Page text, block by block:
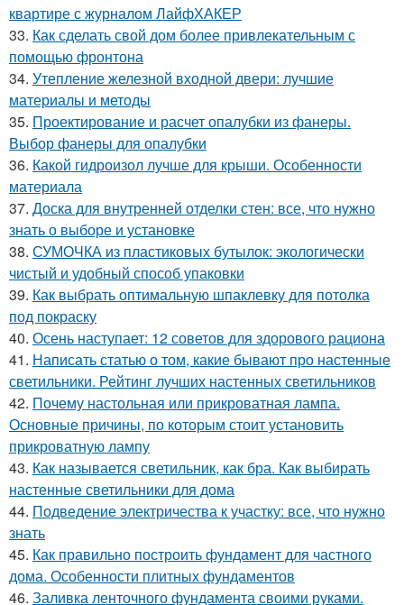
квартире с журналом ЛайфХАКЕР
33. Как сделать свой дом более привлекательным с
помощью фронтона
34. Утепление железной входной двери: лучшие
материалы и методы
35. Проектирование и расчет опалубки из фанеры.
Выбор фанеры для опалубки
36. Какой гидроизол лучше для крыши. Особенности
материала
37. Доска для внутренней отделки стен: все, что нужно
знать о выборе и установке
38. СУМОЧКА из пластиковых бутылок: экологически
чистый и удобный способ упаковки
39. Как выбрать оптимальную шпаклевку для потолка
под покраску
40. Осень наступает: 12 советов для здорового рациона
41. Написать статью о том, какие бывают про настенные
светильники. Рейтинг лучших настенных светильников
42. Почему настольная или прикроватная лампа.
Основные причины, по которым стоит установить
прикроватную лампу
43. Как называется светильник, как бра. Как выбирать
настенные светильники для дома
44. Подведение электричества к участку: все, что нужно
знать
45. Как правильно построить фундамент для частного
дома. Особенности плитных фундаментов
46. Заливка ленточного фундамента своими руками.